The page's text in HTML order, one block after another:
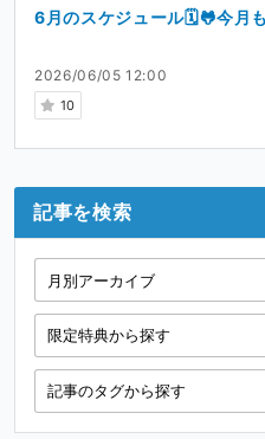
2026/06/05 12:00
10
6月のスケジュール🗓🐸今月
記事を検索